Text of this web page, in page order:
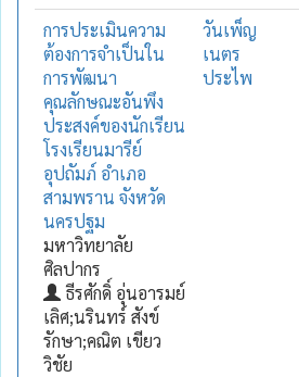
การประเมินความ
ต้องการจำเป็นใน
การพัฒนา
คุณลักษณะอันพึง
ประสงค์ของนักเรียน
โรงเรียนมารีย์
อุปถัมภ์ อำเภอ
สามพราน จังหวัด
นครปฐม
มหาวิทยาลัย
ศิลปากร
ธีรศักดิ์ อุ่นอารมย์
เลิศ;นรินทร์ สังข์
รักษา;คณิต เขียว
วิชัย
วันเพ็ญ
เนตร
ประไพ